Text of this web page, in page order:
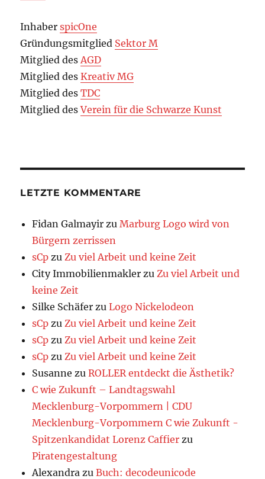
InhaberspicOne
Gründungsmitglied Sektor M
Mitglied des AGD
Mitglied desKreativ MG
Mitglied desTDC
Mitglied desVerein für die Schwarze Kunst
LETZTE KOMMENTARE
Fidan Galmayir zu Marburg Logo wird von
Bürgern zerrissen
sCp zu Zu viel Arbeit und keine Zeit
City Immobilienmakler zu Zu viel Arbeit und
keine Zeit
Silke Schäfer zuLogo Nickelodeon
sCp zu Zu viel Arbeit und keine Zeit
sCp zu Zu viel Arbeit und keine Zeit
sCp zu Zu viel Arbeit und keine Zeit
Susanne zuROLLER entdeckt die Ästhetik?
C wie Zukunft – Landtagswahl
Mecklenburg-Vorpommern | CDU
Mecklenburg-Vorpommern C wie Zukunft -
Spitzenkandidat Lorenz Caffier zu
Piratengestaltung
Alexandra zuBuch: decodeunicode